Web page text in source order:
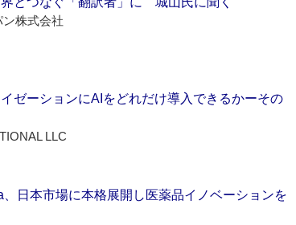
株式会社
ゼーションにAIをどれだけ導入できるかーその
LLC
日本市場に本格展開し医薬品イノベーションを